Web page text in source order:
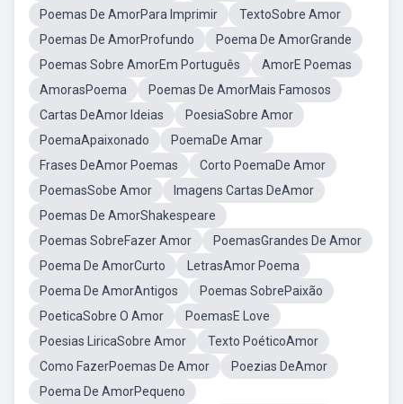
Poemas De AmorPara Imprimir
TextoSobre Amor
Poemas De AmorProfundo
Poema De AmorGrande
Poemas Sobre AmorEm Português
AmorE Poemas
AmorasPoema
Poemas De AmorMais Famosos
Cartas DeAmor Ideias
PoesiaSobre Amor
PoemaApaixonado
PoemaDe Amar
Frases DeAmor Poemas
Corto PoemaDe Amor
PoemasSobe Amor
Imagens Cartas DeAmor
Poemas De AmorShakespeare
Poemas SobreFazer Amor
PoemasGrandes De Amor
Poema De AmorCurto
LetrasAmor Poema
Poema De AmorAntigos
Poemas SobrePaixão
PoeticaSobre O Amor
PoemasE Love
Poesias LiricaSobre Amor
Texto PoéticoAmor
Como FazerPoemas De Amor
Poezias DeAmor
Poema De AmorPequeno